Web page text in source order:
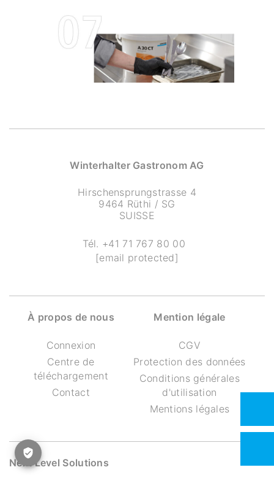
Winterhalter Gastronom AG
Hirschensprungstrasse 4
9464 Rüthi / SG
SUISSE
Tél. +41 71 767 80 00
[email protected]
À propos de nous
Connexion
Centre de
téléchargement
Contact
Mention légale
CGV
Protection des données
Conditions générales
d'utilisation
Mentions légales
Next Level Solutions